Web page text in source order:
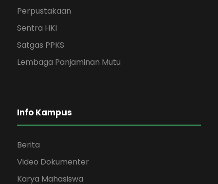
Perpustakaan
Sentra HKI
Satgas PPKS
Lembaga Panjaminan Mutu
Info Kampus
Berita
Video Dokumenter
Karya Mahasiswa